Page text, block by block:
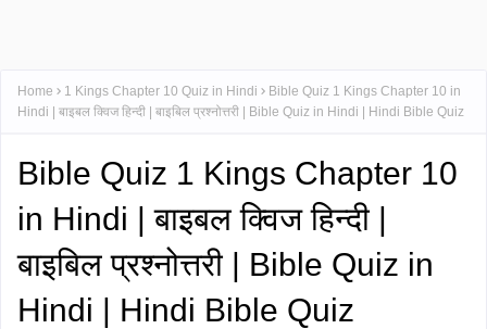
Home 1 Kings Chapter 10 Quiz in Hindi
Bible Quiz 1 Kings Chapter 10 in
Hindi | बाइबल क्विज हिन्दी | बाइबिल प्रश्नोत्तरी | Bible Quiz in Hindi | Hindi Bible Quiz
Bible Quiz 1 Kings Chapter 10
in Hindi | बाइबल क्विज हिन्दी |
बाइबिल प्रश्नोत्तरी | Bible Quiz in
Hindi | Hindi Bible Quiz